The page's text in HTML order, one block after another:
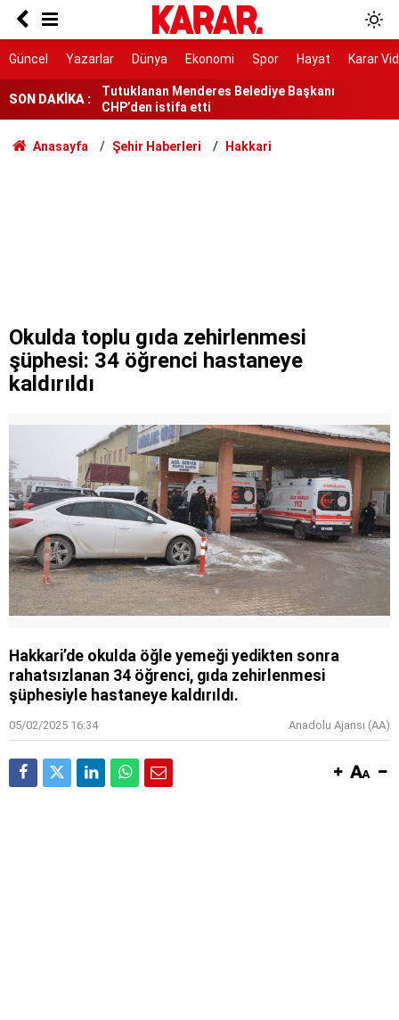
Güncel Yazarlar Dünya Ekonomi Spor Hayat Karar
SON DAKİKA :
Gören Maldivler sanıyor ama burası Van!
CHP’den istifa etti
YKS tercihlerinde son saatler
'Bugün tarihi bir gün'
Anasayfa Şehir Haberleri Hakkari
Okulda toplu gıda zehirlenmesi
şüphesi: 34 öğrenci hastaneye
kaldırıldı
Hakkari’de okulda öğle yemeği yedikten sonra
rahatsızlanan 34 öğrenci, gıda zehirlenmesi
şüphesiyle hastaneye kaldırıldı.
05/02/2025 16:34 Anadolu Ajansı (AA)